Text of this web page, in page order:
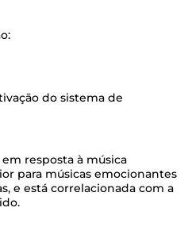
do sistema de
resposta à música
para músicas emocionantes
e está correlacionada com a